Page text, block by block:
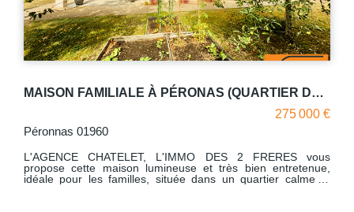
MAISON FAMILIALE À PÉRONAS (QUARTIER DE LA CORRERIE) PROCHE LYCÉES DE BOURG-EN-BRESSE
DES 2 FRERES vous
et très bien entretenue,
dans un quartier calme et
Maison avec nombreuses
L'AGENCE CHATELET,
propose à la vente une
village de PERONNAS, avec